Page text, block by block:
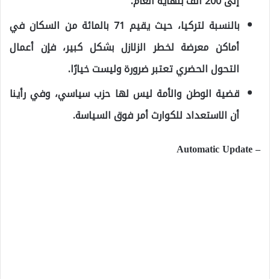
بالنسبة لتركيا، حيث يقيم 71 بالمائة من السكان في
أماكن معرضة لخطر الزلازل بشكل كبير، فإن أعمال
التحول الحضري تعتبر ضرورة وليست خيارًا.
قضية الوطن والأمة ليس لها حزب سياسي، وفي رأينا
أن الاستعداد للكوارث أمر فوق السياسة.
– Automatic Update